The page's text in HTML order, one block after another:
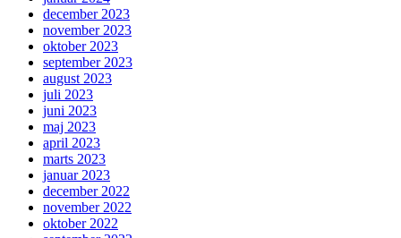
december 2023
november 2023
oktober 2023
september 2023
august 2023
juli 2023
juni 2023
maj 2023
april 2023
marts 2023
januar 2023
december 2022
november 2022
oktober 2022